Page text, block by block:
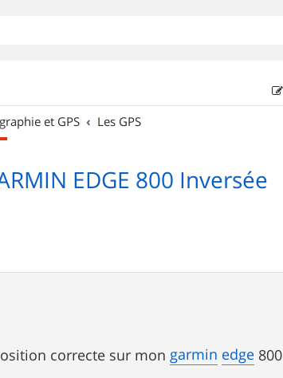
et GPS Les GPS
EDGE 800 Inversée
correcte sur mongarmin edge 800